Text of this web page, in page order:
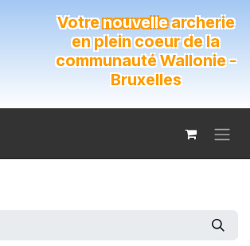
Votrenouvellearcherie
en plein coeur de la
communauté Wallonie -
Bruxelles